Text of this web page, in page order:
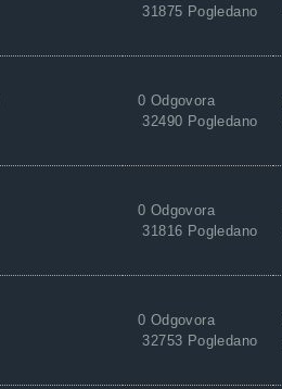
31875 Pogledano
0 Odgovora
32490 Pogledano
0 Odgovora
31816 Pogledano
0 Odgovora
32753 Pogledano